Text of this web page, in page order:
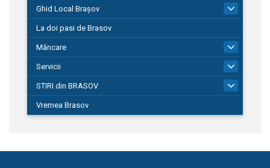
Ghid Local Brașov
La doi pasi de Brasov
Mâncare
Servicii
STIRI din BRASOV
Vremea Brasov